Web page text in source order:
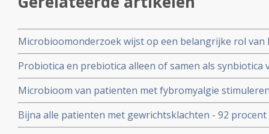
Microbioomonderzoek wijst op een belangrijke rol
Prikkelbaredarmsyndroom (PDS)
Probiotica en prebiotica alleen of samen als synbiotica
van depressie en angst bij patiënten met een
gebruiken ervan
Microbioom van patienten met fybromyalgie
darmmicrobioom van gezonde mensen vermindert
leven aanzienlijk
Bijna alle patienten met gewrichtsklachten - 92
waarbij reguliere en complementaire middelen worden